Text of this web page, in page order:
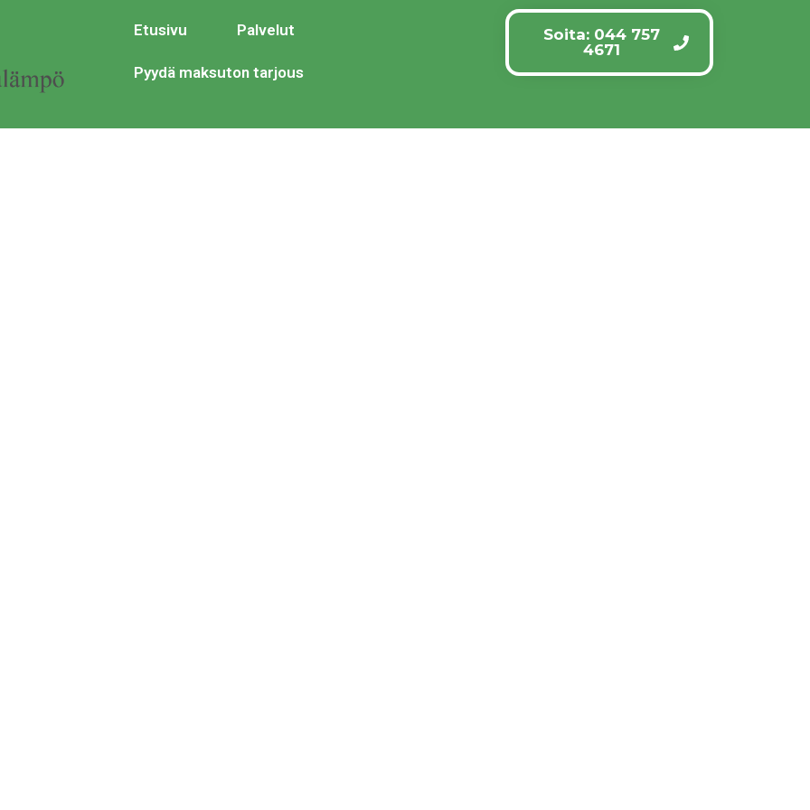
Etusivu Palvelut
Pyydä maksuton tarjous
Soita: 044 757
4671